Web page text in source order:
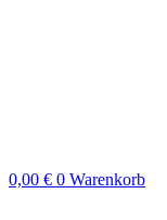
0,00 € 0 Warenkorb